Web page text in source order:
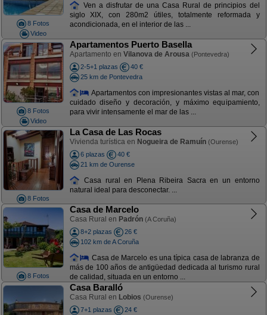
8 Fotos
Video
Ven a disfrutar de una Casa Rural de principios del
siglo XIX, con 280m2 útiles, totalmente reformada y
acondicionada, en el interior de las ...
8 Fotos
Video
Apartamentos Puerto Basella
Apartamento en Vilanova de Arousa (Pontevedra)
2-5+1 plazas
40 €
25 km de Pontevedra
Apartamentos con impresionantes vistas al mar, con
cuidado diseño y decoración, y máximo equipamiento,
para vivir intensamente el mar de las ...
8 Fotos
La Casa de Las Rocas
Vivienda turística en Nogueira de Ramuín (Ourense)
6 plazas
40 €
21 km de Ourense
Casa rural en Plena Ribeira Sacra en un entorno
natural ideal para desconectar. ...
8 Fotos
Casa de Marcelo
Casa Rural en Padrón (A Coruña)
8+2 plazas
26 €
102 km de A Coruña
Casa de Marcelo es una típica casa de labranza de
más de 100 años de antigüedad dedicada al turismo rural
de calidad, situada en un entorno ...
Casa Baralló
Casa Rural en Lobios (Ourense)
7+1 plazas
24 €